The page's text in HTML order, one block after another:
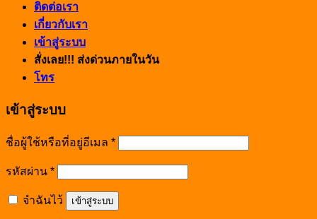
ติดต่อเรา
เกี่ยวกับเรา
เข้าสู่ระบบ
สั่งเลย!!! ส่งด่วนภายในวัน
โทร
เข้าสู่ระบบ
ชื่อผู้ใช้หรือที่อยู่อีเมล *
รหัสผ่าน *
จำฉันไว้ เข้าสู่ระบบ